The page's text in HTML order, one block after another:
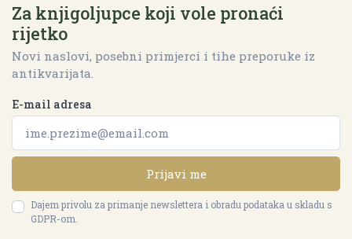
Za knjigoljupce koji vole pronaći
rijetko
Novi naslovi, posebni primjerci i tihe preporuke iz
antikvarijata.
E-mail adresa
Prijavi me
Dajem privolu za primanje newslettera i obradu podataka u skladu s
GDPR-om.